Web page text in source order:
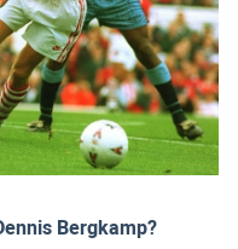
Bergkamp?